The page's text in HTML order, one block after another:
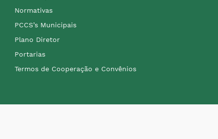
Normativas
PCCS’s Municipais
Plano Diretor
Portarias
Termos de Cooperação e Convênios